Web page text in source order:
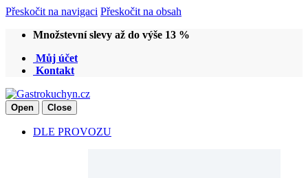
Přeskočit na navigaci Přeskočit na obsah
Množstevní slevy až do výše 13 %
Můj účet
Kontakt
Open Close
DLE PROVOZU